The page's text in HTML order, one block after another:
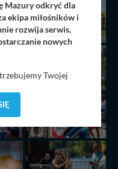
Mazury odkryć dla
ekipa miłośników i
rozwija serwis,
nowych
Twojej
Twoje dane (w tym
celu usprawnienia
itp).
dla nas
Ciebie nie będziemy